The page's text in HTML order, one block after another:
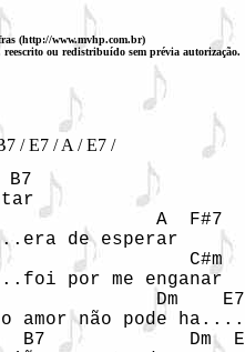
(http://www.mvhp.com.br)
ou redistribuído sem prévia autorização.
/ E7 / A / E7 /
A  F#7
de esperar
C#m
por me enganar
Dm
amor não pode
B7             Dm